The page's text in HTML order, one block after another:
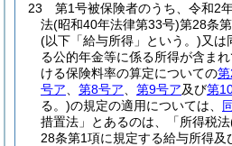
23
第1号被保険者のうち、令和2
法(昭和40年法律第33号)第28条
(以下「給与所得」という。)又は
る公的年金等に係る所得が含ま
ける保険料率の算定についての
号ア
第8号ア 第9号ア及び第
る。)の規定の適用については、
措置法」とあるのは、「所得税法
28条第1項に規定する給与所得